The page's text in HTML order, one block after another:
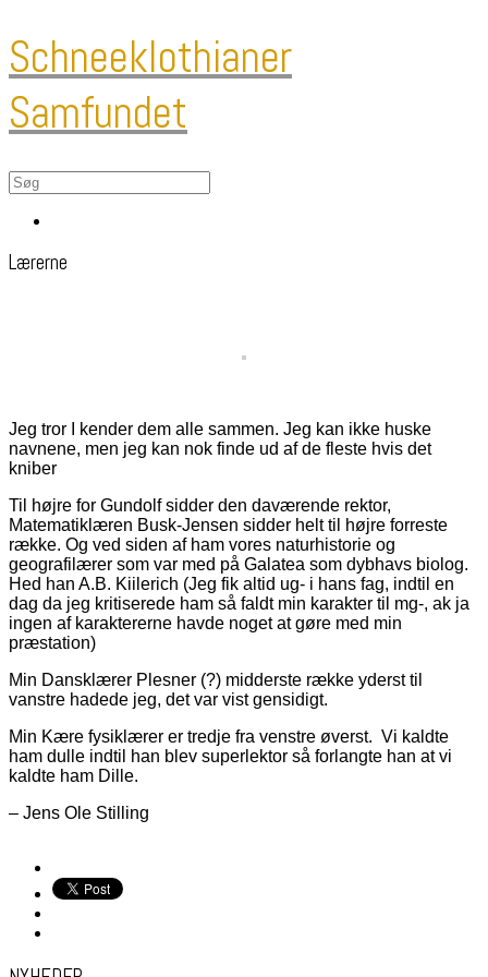
Schneeklothianer
Samfundet
Lærerne
Jeg tror I kender dem alle sammen. Jeg kan ikke huske
navnene, men jeg kan nok finde ud af de fleste hvis det
kniber
Til højre for Gundolf sidder den daværende rektor,
Matematiklæren Busk-Jensen sidder helt til højre forreste
række. Og ved siden af ham vores naturhistorie og
geografilærer som var med på Galatea som dybhavs biolog.
Hed han A.B. Kiilerich (Jeg fik altid ug- i hans fag, indtil en
dag da jeg kritiserede ham så faldt min karakter til mg-, ak ja
ingen af karaktererne havde noget at gøre med min
præstation)
Min Dansklærer Plesner (?) midderste række yderst til
vanstre hadede jeg, det var vist gensidigt.
Min Kære fysiklærer er tredje fra venstre øverst. Vi kaldte
ham dulle indtil han blev superlektor så forlangte han at vi
kaldte ham Dille.
– Jens Ole Stilling